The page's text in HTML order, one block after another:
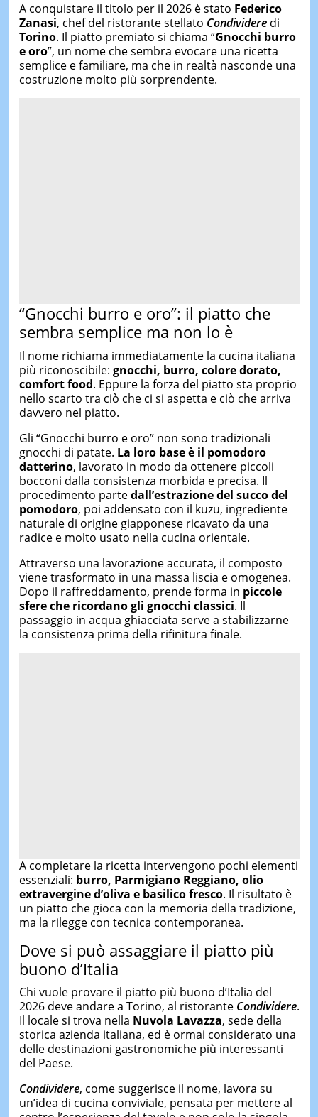
A conquistare il titolo per il 2026 è stato Federico
Zanasi, chef del ristorante stellato Condivideredi
Torino. Il piatto premiato si chiama “Gnocchi burro
e oro”, un nome che sembra evocare una ricetta
semplice e familiare, ma che in realtà nasconde una
costruzione molto più sorprendente.
“Gnocchi burro e oro”: il piatto che
sembra semplice ma non lo è
Il nome richiama immediatamente la cucina italiana
più riconoscibile: gnocchi, burro, colore dorato,
comfort food. Eppure la forza del piatto sta proprio
nello scarto tra ciò che ci si aspetta e ciò che arriva
davvero nel piatto.
Gli “Gnocchi burro e oro” non sono tradizionali
gnocchi di patate. La loro base è il pomodoro
datterino, lavorato in modo da ottenere piccoli
bocconi dalla consistenza morbida e precisa. Il
procedimento partedall’estrazione del succo del
pomodoro, poi addensato con il kuzu, ingrediente
naturale di origine giapponese ricavato da una
radice e molto usato nella cucina orientale.
Attraverso una lavorazione accurata, il composto
viene trasformato in una massa liscia e omogenea.
Dopo il raffreddamento, prende forma in piccole
sfere che ricordano gli gnocchi classici. Il
passaggio in acqua ghiacciata serve a stabilizzarne
la consistenza prima della rifinitura finale.
A completare la ricetta intervengono pochi elementi
essenziali: burro, Parmigiano Reggiano, olio
extravergine d’oliva e basilico fresco. Il risultato è
un piatto che gioca con la memoria della tradizione,
ma la rilegge con tecnica contemporanea.
Dove si può assaggiare il piatto più
buono d’Italia
Chi vuole provare il piatto più buono d’Italia del
2026 deve andare a Torino, al ristorante Condividere.
Il locale si trova nella Nuvola Lavazza, sede della
storica azienda italiana, ed è ormai considerato una
delle destinazioni gastronomiche più interessanti
del Paese.
Condividere, come suggerisce il nome, lavora su
un’idea di cucina conviviale, pensata per mettere al